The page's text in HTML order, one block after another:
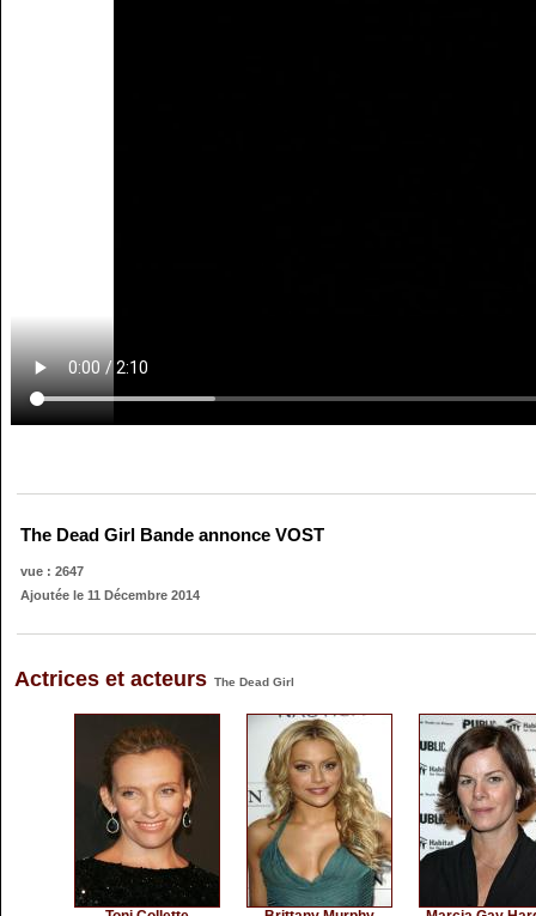
The Dead Girl Bande annonce VOST
vue : 2647
Ajoutée le 11 Décembre 2014
Actrices et acteurs The Dead Girl